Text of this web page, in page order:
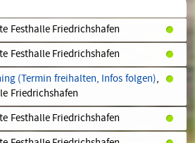
Festhalle Friedrichshafen
Festhalle Friedrichshafen
(Termin freihalten, Infos folgen),
Friedrichshafen
Festhalle Friedrichshafen